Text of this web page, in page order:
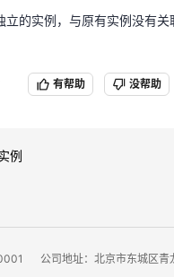
的实例，与原有实例没有关
有帮助 没帮助
例
公司地址：北京市东城区